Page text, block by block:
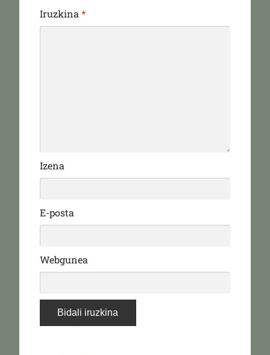
Iruzkina *
Izena
E-posta
Webgunea